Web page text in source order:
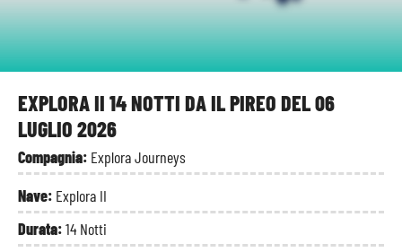
EXPLORA II 14 NOTTI DA IL PIREO DEL 06
LUGLIO 2026
Compagnia: Explora Journeys
Nave: Explora II
Durata:14 Notti